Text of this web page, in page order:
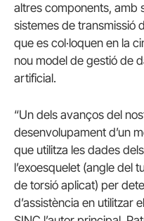
altres components, amb
sistemes de transmissió
que es col·loquen en la
nou model de gestió de
artificial.
“Un dels avanços del
desenvolupament d’un
que utilitza les dades
l’exoesquelet (angle del
de torsió aplicat) per
d’assistència en utilitzar